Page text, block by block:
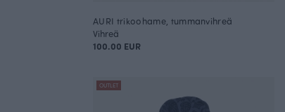
AURI trikoohame, tummanvihreä
Vihreä
100.00 EUR
OUTLET